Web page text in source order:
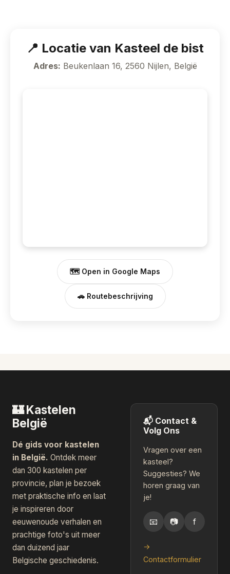
📍 Locatie van Kasteel de bist
Adres: Beukenlaan 16, 2560 Nijlen, België
🗺️ Open in Google Maps
🚗 Routebeschrijving
🏰 Kastelen
België
Dé gids voor kastelen
in België. Ontdek meer
dan 300 kastelen per
provincie, plan je bezoek
met praktische info en laat
je inspireren door
eeuwenoude verhalen en
prachtige foto's uit meer
dan duizend jaar
Belgische geschiedenis.
📬 Contact &
Volg Ons
Vragen over een
kasteel?
Suggesties? We
horen graag van
je!
📧 📷 f
→
Contactformulier